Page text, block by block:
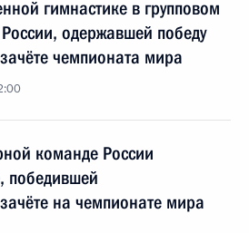
гимнастике в групповом
одержавшей победу
чемпионата мира
команде России
победившей
на чемпионате мира